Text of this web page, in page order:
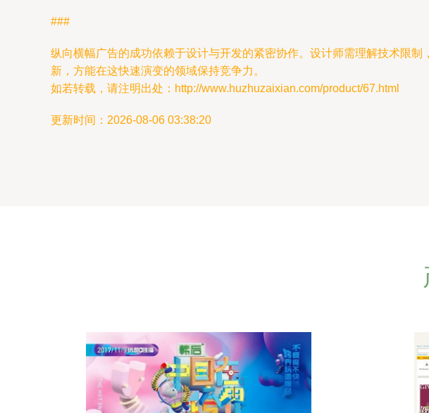
###
纵向横幅广告的成功依赖于设计与开发的紧密协作。设计师需理解技术限
新，方能在这快速演变的领域保持竞争力。
如若转载，请注明出处：http://www.huzhuzaixian.com/product/67.html
更新时间：2026-08-06 03:38:20